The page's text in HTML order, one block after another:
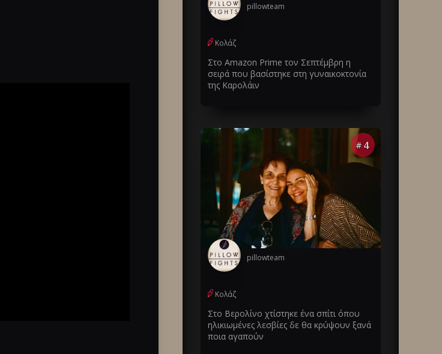
pillowteam
Κολάζ
Στο Amazon Prime τον Σεπτέμβρη η
σειρά που βασίστηκε στη γυναικοκτονία
της Καρολάιν
# 4
pillowteam
Κολάζ
Στο Βερολίνο χτίστηκε ένα σπίτι όπου
ηλικιωμένες λεσβίες δε θα κρύψουν ξανά
ποια αγαπούν